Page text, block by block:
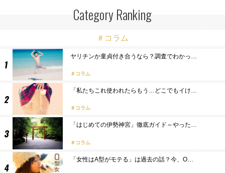
Category Ranking
＃コラム
ヤリチンか童貞付き合うなら？調査でわかっ…
コラム
「私たちこれ使われたらもう…どこでもイけ…
コラム
「はじめての伊勢神宮」徹底ガイド～やった…
コラム
「女性はA型がモテる」は過去の話？今、O…